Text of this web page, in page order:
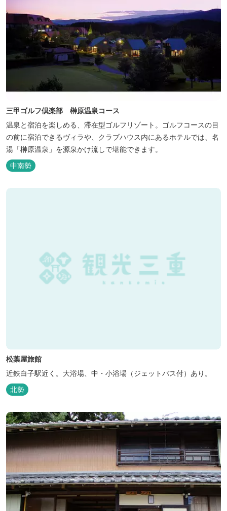
三甲ゴルフ倶楽部 榊原温泉コース
温泉と宿泊を楽しめる、滞在型ゴルフリゾート。ゴルフコースの目
の前に宿泊できるヴィラや、クラブハウス内にあるホテルでは、名
湯「榊原温泉」を源泉かけ流しで堪能できます。
中南勢
松葉屋旅館
近鉄白子駅近く。大浴場、中・小浴場（ジェットバス付）あり。
北勢